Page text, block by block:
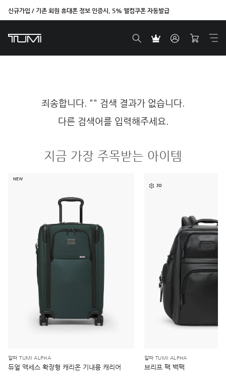
신규가입 / 기존 회원 휴대폰 정보 인증시, 5% 웰컴쿠폰 자동발급
죄송합니다. "" 검색 결과가 없습니다.
다른 검색어를 입력해주세요.
지금 가장 주목받는 아이템
NEW
알파 TUMI ALPHA
듀얼 액세스 확장형 캐리온 기내용 캐리어
3D
알파 TUMI ALPHA
브리프 팩 백팩